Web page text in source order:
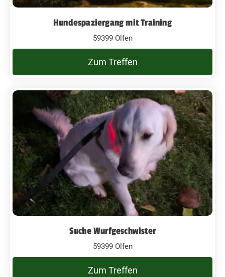
Hundespaziergang mit Training
59399 Olfen
Zum Treffen
Suche Wurfgeschwister
59399 Olfen
Zum Treffen